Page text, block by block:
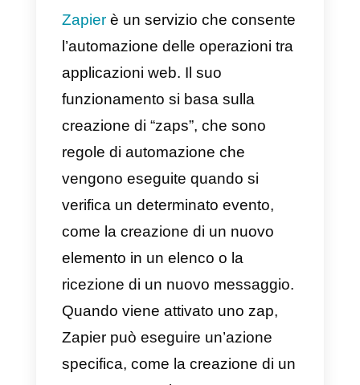
Facciamo un esempio:
Diciamo che hai appena
progettato un modulo in
Formidable Forms in cui la prima
domanda chiede il nome del
contatto e la seconda domanda
chiede il suo numero di telefono.
Supponiamo di voler inviare
questo modello di messaggio